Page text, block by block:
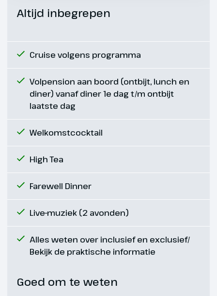
hier aankomen.
Dag 6
In de prachtige stad Maastricht is
veel te beleven. Zo zijn er onder
andere diverse musea,
schatkamers, kunstgalerijen en
de monumenten, zoals statige
oude huizen, kloosters,
Altijd inbegrepen
Cruise volgens programma
Volpension aan boord (ontbijt, lunch en
diner) vanaf diner 1e dag t/m ontbijt
laatste dag
Welkomstcocktail
High Tea
Farewell Dinner
Live-muziek (2 avonden)
Alles weten over inclusief en exclusief/
Bekijk de praktische informatie
Goed om te weten